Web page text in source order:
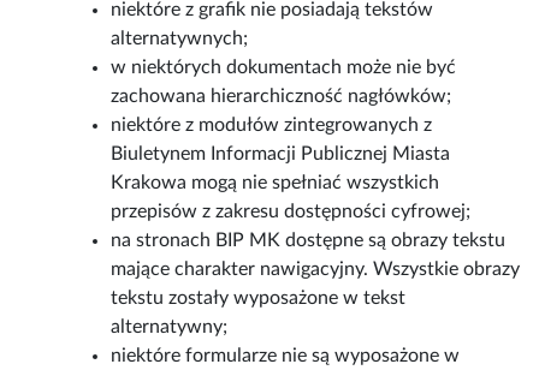
niektóre z grafik nie posiadają tekstów
alternatywnych;
w niektórych dokumentach może nie być
zachowana hierarchiczność nagłówków;
niektóre z modułów zintegrowanych z
Biuletynem Informacji Publicznej Miasta
Krakowa mogą nie spełniać wszystkich
przepisów z zakresu dostępności cyfrowej;
na stronach BIP MK dostępne są obrazy tekstu
mające charakter nawigacyjny. Wszystkie obrazy
tekstu zostały wyposażone w tekst
alternatywny;
niektóre formularze nie są wyposażone w